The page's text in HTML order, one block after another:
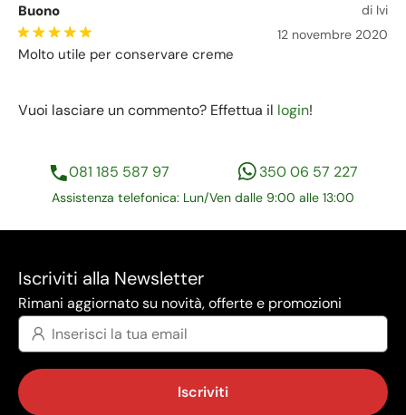
Buono
di Ivi
12 novembre 2020
Molto utile per conservare creme
Vuoi lasciare un commento? Effettua il login!
081 185 587 97 350 06 57 227
Assistenza telefonica: Lun/Ven dalle 9:00 alle 13:00
Iscriviti alla Newsletter
Rimani aggiornato su novità, offerte e promozioni
Iscriviti